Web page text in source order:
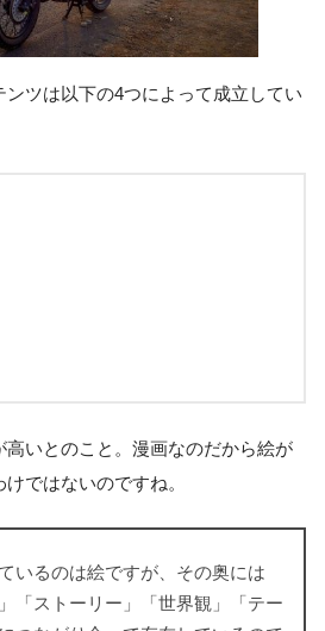
ツは以下の4つによって成立してい
いとのこと。漫画なのだから絵が
ではないのですね。
いるのは絵ですが、その奥には
「ストーリー」「世界観」「テー